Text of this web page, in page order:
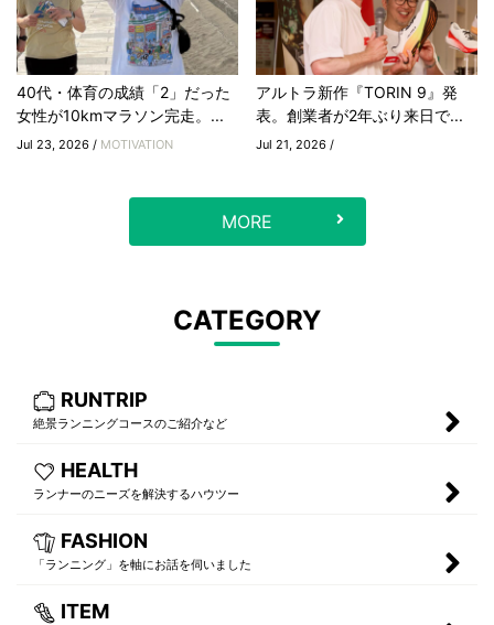
40代・体育の成績「2」だった
女性が10kmマラソン完走。...
Jul 23, 2026 / MOTIVATION
アルトラ新作『TORIN 9』発
表。創業者が2年ぶり来日で...
Jul 21, 2026 /
MORE
CATEGORY
RUNTRIP
絶景ランニングコースのご紹介など
HEALTH
ランナーのニーズを解決するハウツー
FASHION
「ランニング」を軸にお話を伺いました
ITEM